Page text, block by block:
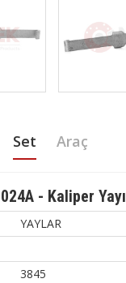
Set Araç
- Kaliper Yayı
YAYLAR
3845